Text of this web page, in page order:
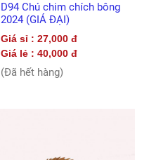
D94 Chú chim chích bông
2024 (GIÁ ĐẠI)
Giá sỉ : 27,000 đ
Giá lẻ : 40,000 đ
(Đã hết hàng)